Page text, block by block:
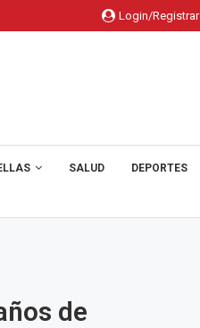
Login/Registrar
SALUD DEPORTES
de